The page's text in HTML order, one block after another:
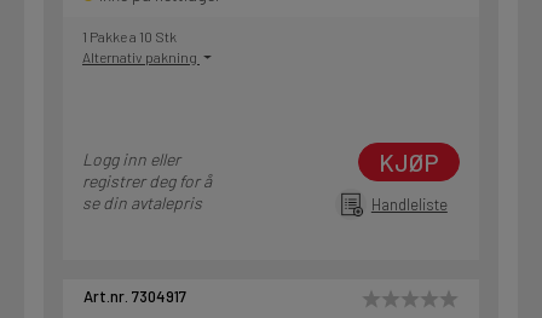
1 Pakke a 10 Stk
Alternativ pakning
Logg inn eller
registrer deg for å
se din avtalepris
KJØP
Handleliste
Art.nr. 7304917